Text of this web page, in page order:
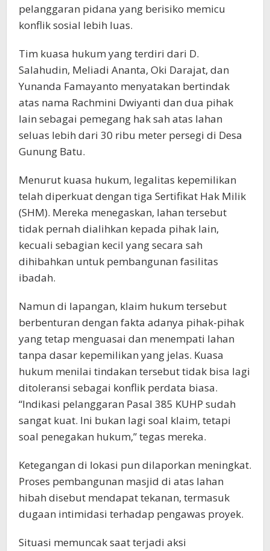
pelanggaran pidana yang berisiko memicu
konflik sosial lebih luas.
Tim kuasa hukum yang terdiri dari D.
Salahudin, Meliadi Ananta, Oki Darajat, dan
Yunanda Famayanto menyatakan bertindak
atas nama Rachmini Dwiyanti dan dua pihak
lain sebagai pemegang hak sah atas lahan
seluas lebih dari 30 ribu meter persegi di Desa
Gunung Batu.
Menurut kuasa hukum, legalitas kepemilikan
telah diperkuat dengan tiga Sertifikat Hak Milik
(SHM). Mereka menegaskan, lahan tersebut
tidak pernah dialihkan kepada pihak lain,
kecuali sebagian kecil yang secara sah
dihibahkan untuk pembangunan fasilitas
ibadah.
Namun di lapangan, klaim hukum tersebut
berbenturan dengan fakta adanya pihak-pihak
yang tetap menguasai dan menempati lahan
tanpa dasar kepemilikan yang jelas. Kuasa
hukum menilai tindakan tersebut tidak bisa lagi
ditoleransi sebagai konflik perdata biasa.
“Indikasi pelanggaran Pasal 385 KUHP sudah
sangat kuat. Ini bukan lagi soal klaim, tetapi
soal penegakan hukum,” tegas mereka.
Ketegangan di lokasi pun dilaporkan meningkat.
Proses pembangunan masjid di atas lahan
hibah disebut mendapat tekanan, termasuk
dugaan intimidasi terhadap pengawas proyek.
Situasi memuncak saat terjadi aksi